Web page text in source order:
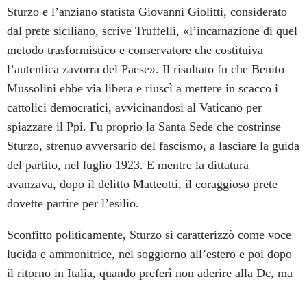
Sturzo e l’anziano statista Giovanni Giolitti, considerato
dal prete siciliano, scrive Truffelli, «l’incarnazione di quel
metodo trasformistico e conservatore che costituiva
l’autentica zavorra del Paese». Il risultato fu che Benito
Mussolini ebbe via libera e riuscì a mettere in scacco i
cattolici democratici, avvicinandosi al Vaticano per
spiazzare il Ppi. Fu proprio la Santa Sede che costrinse
Sturzo, strenuo avversario del fascismo, a lasciare la guida
del partito, nel luglio 1923. E mentre la dittatura
avanzava, dopo il delitto Matteotti, il coraggioso prete
dovette partire per l’esilio.
Sconfitto politicamente, Sturzo si caratterizzò come voce
lucida e ammonitrice, nel soggiorno all’estero e poi dopo
il ritorno in Italia, quando preferì non aderire alla Dc, ma